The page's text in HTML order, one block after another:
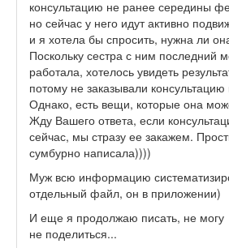
консультацию не ранее середины
но сейчас у него идут активно
и я хотела бы спросить, нужна ли
Поскольку сестра с ним последний
работала, хотелось увидеть
потому не заказывали консультацию
Однако, есть вещи, которые она
Жду Вашего ответа, если
сейчас, мы стразу ее закажем.
сумбурно написала))))
Муж всю информацию
отдельный файл, он в приложении)
И еще я продолжаю писать, не могу
не поделиться...